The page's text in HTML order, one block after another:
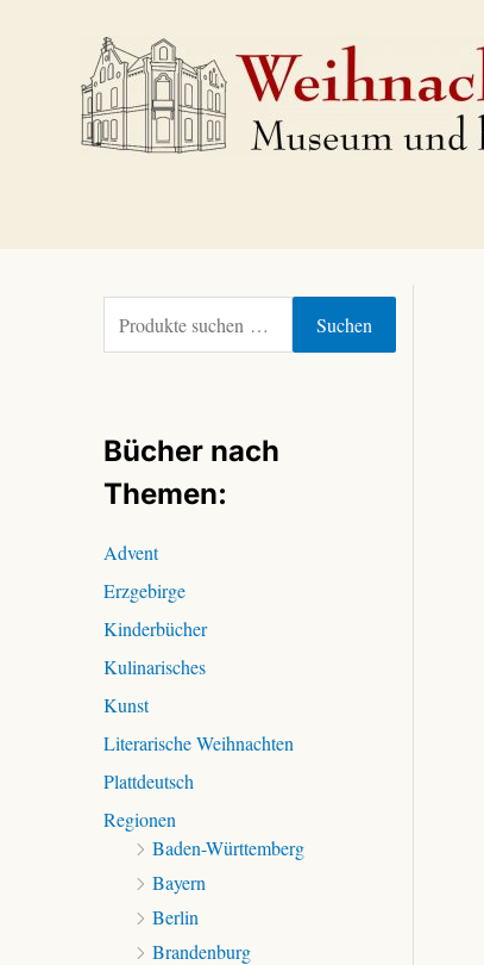
n
n
h
:
Suchen
Bücher nach
Themen:
Advent
Erzgebirge
Kinderbücher
Kulinarisches
Kunst
Literarische Weihnachten
Plattdeutsch
Regionen
Baden-Württemberg
Bayern
Berlin
Brandenburg